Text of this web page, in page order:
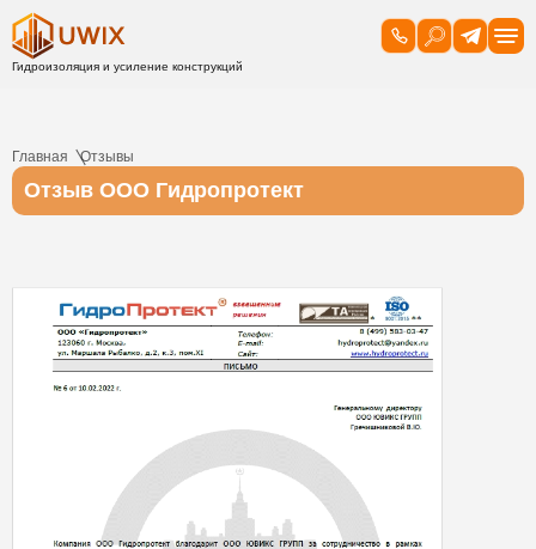
Главная Отзывы
Отзыв ООО Гидропротект